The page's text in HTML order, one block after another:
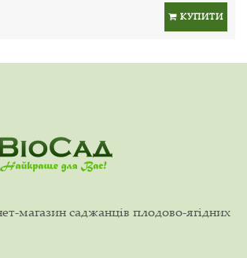
КУПИТИ
магазин саджанців плодово-ягідних